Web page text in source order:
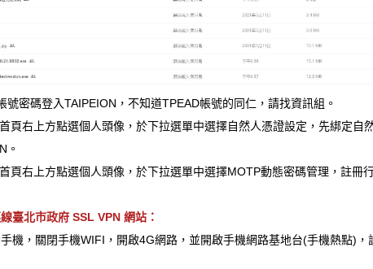
號密碼登入TAIPEION，不知道TPEAD帳號的同仁，請找資訊組。
頁右上方點選個人頭像，於下拉選單中選擇自然人憑證設定，先綁定自
。
頁右上方點選個人頭像，於下拉選單中選擇MOTP動態密碼管理，註冊
臺北市政府 SSL VPN 網站：
機，關閉手機WIFI，開啟4G網路，並開啟手機網路基地台(手機熱點)